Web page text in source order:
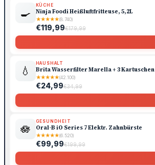
🍳
KÜCHE
Ninja Foodi Heißluftfritteuse, 5,2L
★★★★★(8.740)
€119,99€179,99
💧
HAUSHALT
Brita Wasserfilter Marella + 3 Kartuschen
★★★★★(42.100)
€24,99€34,99
🪷
GESUNDHEIT
Oral-B iO Series 7 Elektr. Zahnbürste
★★★★★(6.520)
€99,99€199,99